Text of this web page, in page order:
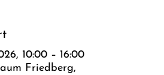
10:00 – 16:00
Friedberg,